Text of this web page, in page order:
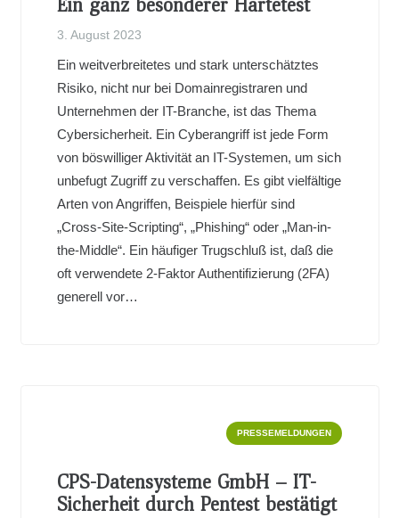
Ein ganz besonderer Härtetest
3. August 2023
Ein weitverbreitetes und stark unterschätztes
Risiko, nicht nur bei Domainregistraren und
Unternehmen der IT-Branche, ist das Thema
Cybersicherheit. Ein Cyberangriff ist jede Form
von böswilliger Aktivität an IT-Systemen, um sich
unbefugt Zugriff zu verschaffen. Es gibt vielfältige
Arten von Angriffen, Beispiele hierfür sind
„Cross-Site-Scripting“, „Phishing“ oder „Man-in-
the-Middle“. Ein häufiger Trugschluß ist, daß die
oft verwendete 2-Faktor Authentifizierung (2FA)
generell vor…
PRESSEMELDUNGEN
CPS-Datensysteme GmbH – IT-
Sicherheit durch Pentest bestätigt